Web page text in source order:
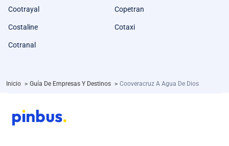
Cootrayal Copetran
Costaline Cotaxi
Cotranal
Inicio > Guía De Empresas Y Destinos > Cooveracruz A Agua De Dios